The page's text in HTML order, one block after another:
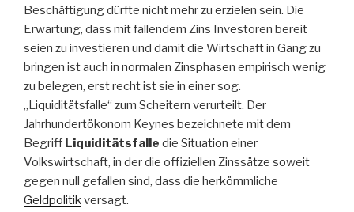
Beschäftigung dürfte nicht mehr zu erzielen sein. Die
Erwartung, dass mit fallendem Zins Investoren bereit
seien zu investieren und damit die Wirtschaft in Gang zu
bringen ist auch in normalen Zinsphasen empirisch wenig
zu belegen, erst recht ist sie in einer sog.
„Liquiditätsfalle“ zum Scheitern verurteilt. Der
Jahrhundertökonom Keynes bezeichnete mit dem
Begriff Liquiditätsfalle die Situation einer
Volkswirtschaft, in der die offiziellen Zinssätze soweit
gegen null gefallen sind, dass die herkömmliche
Geldpolitikversagt.